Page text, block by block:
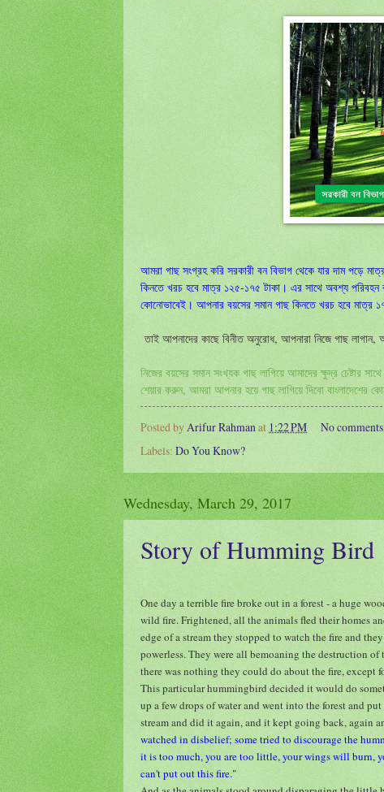
আমরা গাছ সংগ্রহ করি সরকারী বন বিভাগ থেকে যার দাম পড়ে
কিনতে খরচ হবে মাত্র ১২৫-১৭৫ টাকা। এর সাথে অবশ্য
কোনোভাবেই। আপনার বয়সের সমান গাছ কিনতে খরচ হবে মাত্র
তাই আপনাদের কাছে বিনীত অনুরোধ, আপনারা নিজে গাছ
নিজের বয়সের সমান সংখ্যক গাছ লাগিয়ে আমাদের ক্ষুদ্র চেষ্টার
শেয়ার করুন, আমরা আপনার হয়ে গাছ লাগিয়ে দিবো বাংলাদেশের
Posted byArifur Rahmanat 1:22 PM
No
Labels: Do You Know?
Wednesday, March 29, 2017
Story of Humming Bird
One day a terrible fire broke out in a forest - a huge
wild fire. Frightened, all the animals fled their homes
edge of a stream they stopped to watch the fire and
powerless. They were all bemoaning the destruction
there was nothing they could do about the fire, except
This particular hummingbird decided it would do
up a few drops of water and went into the forest and
stream and did it again, and it kept going back, again
watched in disbelief; some tried to discourage the
it is too much, you are too little, your wings will burn,
can't put out this fire."